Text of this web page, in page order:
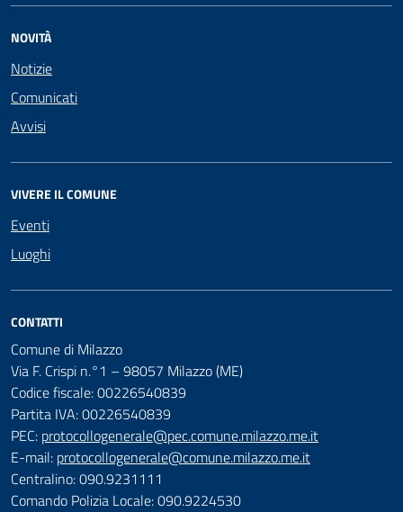
NOVITÀ
Notizie
Comunicati
Avvisi
VIVERE IL COMUNE
Eventi
Luoghi
CONTATTI
Comune di Milazzo
Via F. Crispi n.°1 – 98057 Milazzo (ME)
Codice fiscale: 00226540839
Partita IVA: 00226540839
PEC: protocollogenerale@pec.comune.milazzo.me.it
E-mail: protocollogenerale@comune.milazzo.me.it
Centralino: 090.9231111
Comando Polizia Locale: 090.9224530